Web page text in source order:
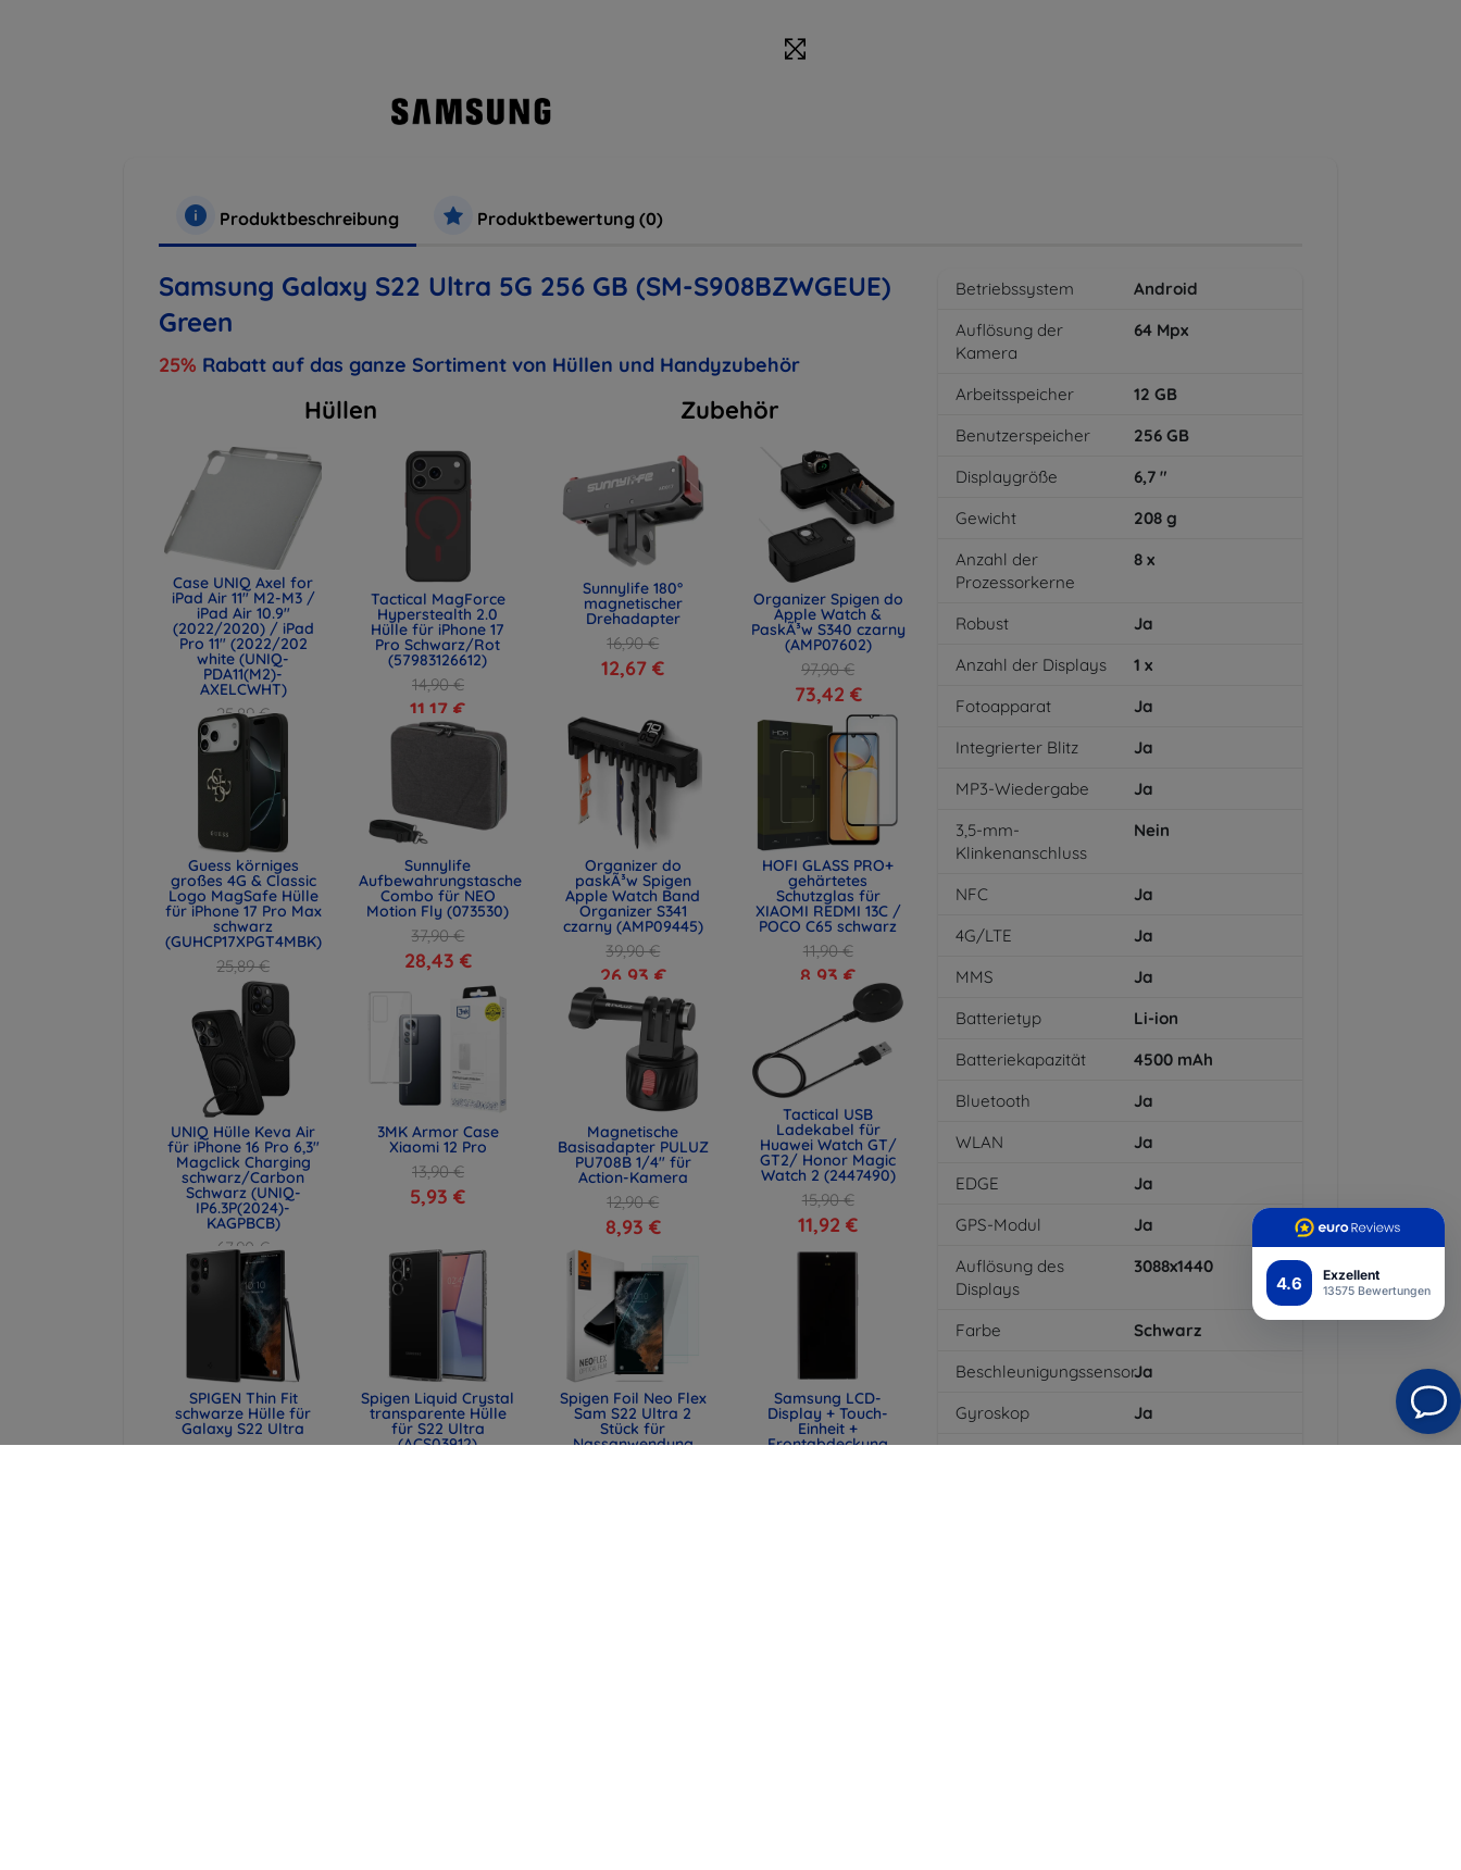
4.6 Exzellent
13575 Bewertungen
Produktbeschreibung Produktbewertung (0)
Samsung Galaxy S22 Ultra 5G 256 GB (SM-S908BZWGEUE)
Green
25% Rabatt auf das ganze Sortiment von Hüllen und Handyzubehör
Hüllen
Case UNIQ Axel for
iPad Air 11" M2-M3 /
iPad Air 10.9"
(2022/2020) / iPad
Pro 11" (2022/202
white (UNIQ-
PDA11(M2)-
AXELCWHT)
25,89 €
19,42 €
Tactical MagForce
Hyperstealth 2.0
Hülle für iPhone 17
Pro Schwarz/Rot
(57983126612)
14,90 €
11,17 €
Guess körniges
großes 4G & Classic
Logo MagSafe Hülle
für iPhone 17 Pro Max
schwarz
(GUHCP17XPGT4MBK)
25,89 €
19,42 €
Sunnylife
Aufbewahrungstasche
Combo für NEO
Motion Fly (073530)
37,90 €
28,43 €
UNIQ Hülle Keva Air
für iPhone 16 Pro 6,3"
Magclick Charging
schwarz/Carbon
Schwarz (UNIQ-
IP6.3P(2024)-
KAGPBCB)
67,90 €
50,93 €
3MK Armor Case
Xiaomi 12 Pro
13,90 €
5,93 €
SPIGEN Thin Fit
schwarze Hülle für
Galaxy S22 Ultra
Spigen Liquid Crystal
transparente Hülle
für S22 Ultra
(ACS03912)
Zubehör
Sunnylife 180°
magnetischer
Drehadapter
16,90 €
12,67 €
Organizer Spigen do
Apple Watch &
PaskÃ³w S340 czarny
(AMP07602)
97,90 €
73,42 €
Organizer do
paskÃ³w Spigen
Apple Watch Band
Organizer S341
czarny (AMP09445)
39,90 €
26,93 €
HOFI GLASS PRO+
gehärtetes
Schutzglas für
XIAOMI REDMI 13C /
POCO C65 schwarz
11,90 €
8,93 €
Magnetische
Basisadapter PULUZ
PU708B 1/4" für
Action-Kamera
12,90 €
8,93 €
Tactical USB
Ladekabel für
Huawei Watch GT/
GT2/ Honor Magic
Watch 2 (2447490)
15,90 €
11,92 €
Spigen Foil Neo Flex
Sam S22 Ultra 2
Stück für
Nassanwendung
Samsung LCD-
Display + Touch-
Einheit +
Frontabdeckung
Betriebssystem
Android
Auflösung der
Kamera
64 Mpx
Arbeitsspeicher 12 GB
Benutzerspeicher
256 GB
Displaygröße
6,7 "
Gewicht
208 g
Anzahl der
Prozessorkerne
8 x
Robust
Ja
Anzahl der Displays
1 x
Fotoapparat
Ja
Integrierter Blitz
Ja
MP3-Wiedergabe
Ja
3,5-mm-
Klinkenanschluss
Nein
NFC
Ja
4G/LTE
Ja
MMS
Ja
Batterietyp
Li-ion
Batteriekapazität
4500 mAh
Bluetooth
Ja
WLAN
Ja
EDGE
Ja
GPS-Modul
Ja
Auflösung des
Displays
3088x1440
Farbe
Schwarz
BeschleunigungssensorJa
Gyroskop
Ja